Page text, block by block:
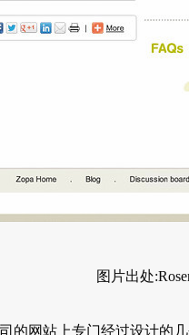
图片出处
的网站上专门经过设计的